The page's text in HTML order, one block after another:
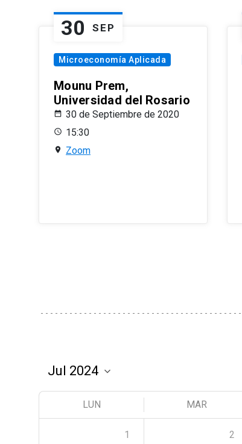
30 SEP
Microeconomía Aplicada
Mounu Prem,
Universidad del Rosario
30 de Septiembre de 2020
15:30
Zoom
LUN MAR
1 2